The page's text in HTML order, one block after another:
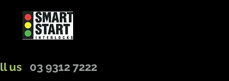
us 03 9312 7222